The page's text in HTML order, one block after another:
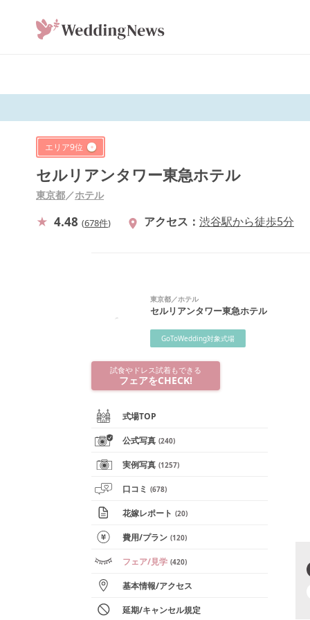
エリア9位
セルリアンタワー東急ホテル
東京都／ホテル
4.48 (678件) アクセス 渋谷駅から徒歩5分
東京都／ホテル
セルリアンタワー東急ホテル
GoToWedding対象式場
試食やドレス試着もできる
フェアをCHECK!
式場TOP
公式写真 (240)
実例写真 (1257)
口コミ (678)
花嫁レポート (20)
費用/プラン (120)
フェア/見学 (420)
基本情報/アクセス
延期/キャンセル規定